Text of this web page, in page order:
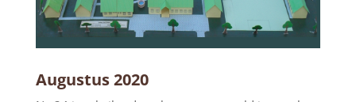
Augustus 2020